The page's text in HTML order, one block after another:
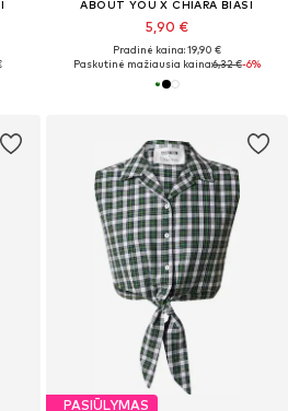
ABOUT YOU X CHIARA BIASI
5,90 €
Pradinė kaina: 19,90 €
Paskutinė mažiausia kaina:6,32 €-6%
PASIŪLYMAS